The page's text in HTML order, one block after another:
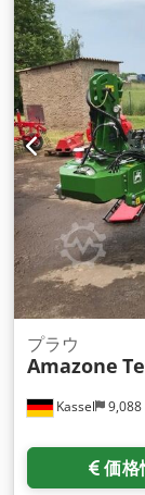
Kassel 9,088
プラウ
Amazone
価格